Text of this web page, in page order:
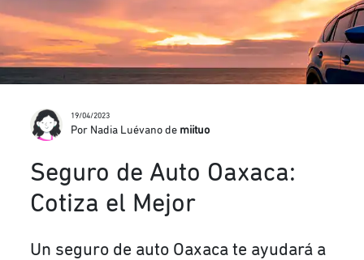
19/04/2023
Por Nadia Luévano de miituo
Seguro de Auto Oaxaca:
Cotiza el Mejor
Un seguro de auto Oaxaca te ayudará a